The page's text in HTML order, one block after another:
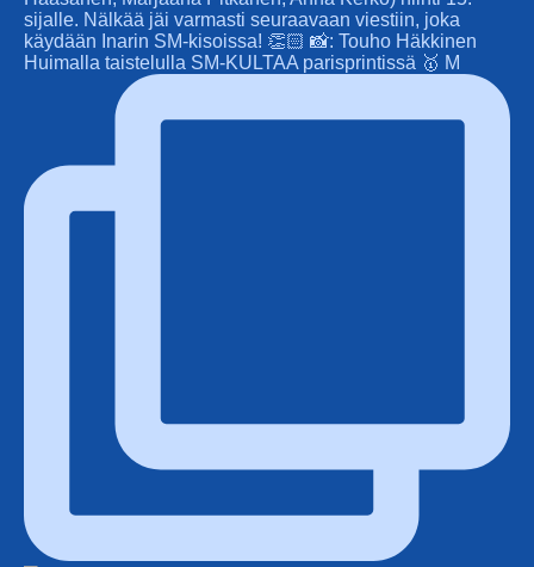
Huimalla taistelulla SM-KULTAA parisprintissä 🥇 M